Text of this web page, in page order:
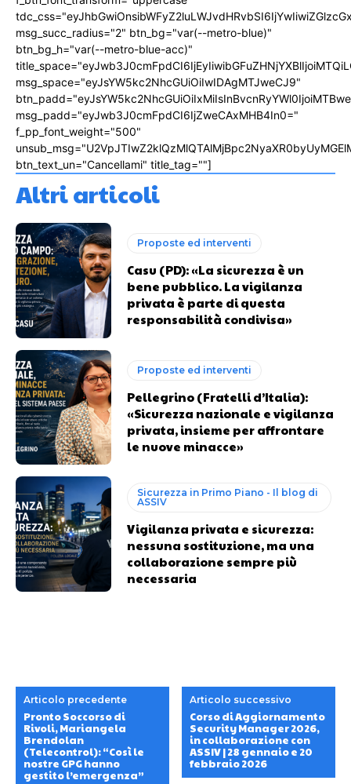
msg_succ_radius="2" btn_bg="var(--metro-blue)"
btn_bg_h="var(--metro-blue-acc)"
msg_space="eyJsYW5kc2NhcGUiOiIwIDAgMTJweCJ9"
msg_padd="eyJwb3J0cmFpdCI6IjZweCAxMHB4In0="
f_pp_font_weight="500"
btn_text_un="Cancellami" title_tag=""]
Altri articoli
Proposte ed interventi
Casu (PD): «La sicurezza è un
bene pubblico. La vigilanza
privata è parte di questa
responsabilità condivisa»
Proposte ed interventi
Pellegrino (Fratelli d’Italia):
«Sicurezza nazionale e vigilanza
privata, insieme per affrontare
le nuove minacce»
Sicurezza in Primo Piano - Il blog di
ASSIV
Vigilanza privata e sicurezza:
nessuna sostituzione, ma una
collaborazione sempre più
necessaria
Articolo precedente
Pronto Soccorso di
Rivoli, Mariangela
Brendolan
(Telecontrol): “Così le
nostre GPG hanno
gestito l’emergenza”
Articolo successivo
Corso di Aggiornamento
Security Manager 2026,
in collaborazione con
ASSIV | 28 gennaio e 20
febbraio 2026